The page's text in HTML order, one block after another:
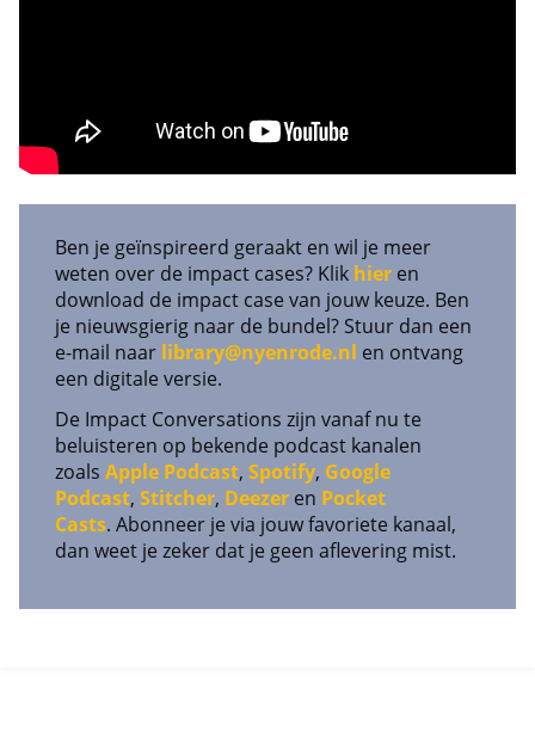
Ben je geïnspireerd geraakt en wil je meer
weten over de impact cases? Klik hier en
download de impact case van jouw keuze. Ben
je nieuwsgierig naar de bundel? Stuur dan een
e-mail naar library@nyenrode.nl en ontvang
een digitale versie.
De Impact Conversations zijn vanaf nu te
beluisteren op bekende podcast kanalen
zoals Apple Podcast, Spotify, Google
Podcast, Stitcher, Deezer en Pocket
Casts. Abonneer je via jouw favoriete kanaal,
dan weet je zeker dat je geen aflevering mist.